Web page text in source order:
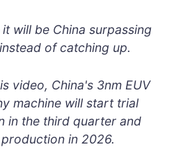
will be China surpassing
of catching up.
video, China's 3nm EUV
machine will start trial
in the third quarter and
in 2026.